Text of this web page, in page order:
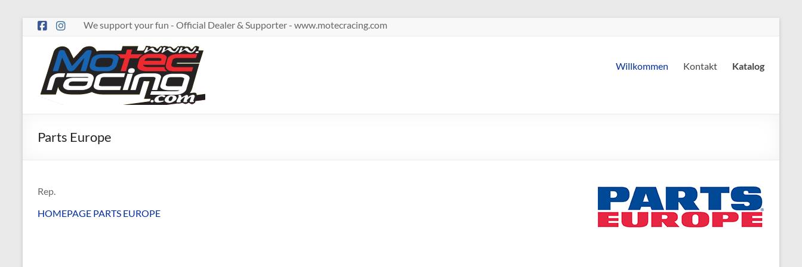
Zum
Inhalt
springen
We support your fun - Official Dealer & Supporter - www.motecracing.com
MOTECRACING Willkommen Kontakt Katalog
Parts Europe
Rep.
HOMEPAGE PARTS EUROPE